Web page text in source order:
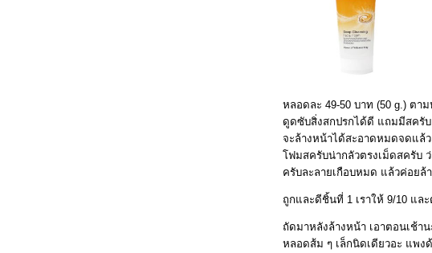
หลอดละ 49-50 บาท (50 g.) ตา
ดูดซับสิ่งสกปรกได้ดี แถมมีสครับ
จะล้างหน้าได้สะอาดหมดจดแล้
ฟมสครับน่ากลัวตรงเม็ดสครับ
ครับละลายเกือบหมด แล้วค่อยล้
ถูกและดีชิ้นที่ 1 เราให้ 9/10 แ
ถัดมาหลังล้างหน้า เอาตอนเช้า
หลอดส้ม ๆ เล็กนิดเดียวอะ แพง